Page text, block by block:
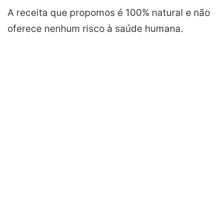
A receita que propomos é 100% natural e não
oferece nenhum risco à saúde humana.